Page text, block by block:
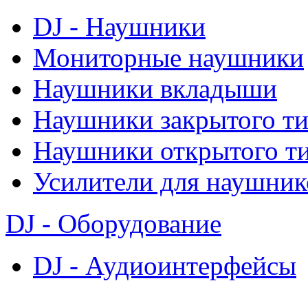
DJ - Наушники
Мониторные наушники
Наушники вкладыши
Наушники закрытого
Наушники открытого
Усилители для
DJ - Оборудование
DJ - Аудиоинтерфейсы